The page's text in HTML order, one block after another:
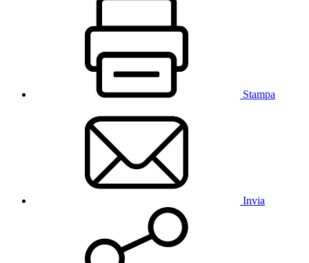
Stampa
Invia